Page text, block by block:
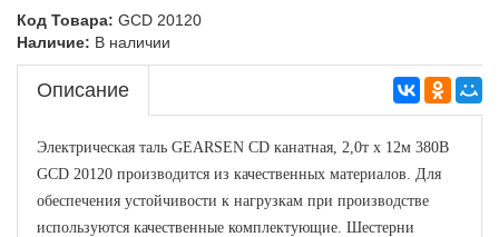
Код Товара: GCD 20120
Наличие: В наличии
Описание
Электрическая таль GEARSEN CD канатная, 2,0т х 12м 380В
GCD 20120 производится из качественных материалов. Для
обеспечения устойчивости к нагрузкам при производстве
используются качественные комплектующие. Шестерни